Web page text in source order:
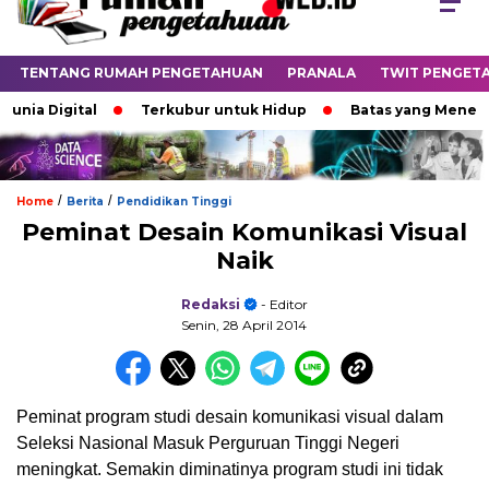
TENTANG RUMAH PENGETAHUAN PRANALA TWIT
Digital Terkubur untuk Hidup Batas yang
Home / Berita / Pendidikan Tinggi
Peminat Desain Komunikasi Visual
Naik
Redaksi
- Editor
Senin, 28 April 2014
Peminat program studi desain komunikasi visual dalam
Seleksi Nasional Masuk Perguruan Tinggi Negeri
meningkat. Semakin diminatinya program studi ini tidak